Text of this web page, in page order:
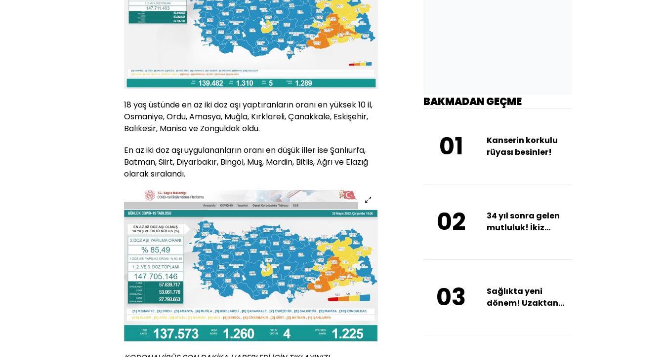
18 yaş üstünde en az iki doz aşı yaptıranların oranı en yüksek 10 il,
Osmaniye, Ordu, Amasya, Muğla, Kırklareli, Çanakkale, Eskişehir,
Balıkesir, Manisa ve Zonguldak oldu.
En az iki doz aşı uygulananların oranı en düşük iller ise Şanlıurfa,
Batman, Siirt, Diyarbakır, Bingöl, Muş, Mardin, Bitlis, Ağrı ve Elazığ
olarak sıralandı.
BAKMADAN GEÇME
01
Kanserin korkulu
rüyası besinler!
02
34 yıl sonra gelen
mutluluk! İkiz
ettiler
03
Sağlıkta yeni
dönem! Uzaktan
dönemi başladı